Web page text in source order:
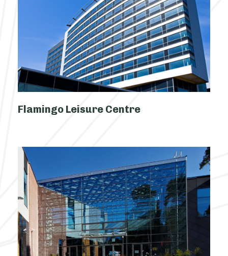
Flamingo Leisure Centre